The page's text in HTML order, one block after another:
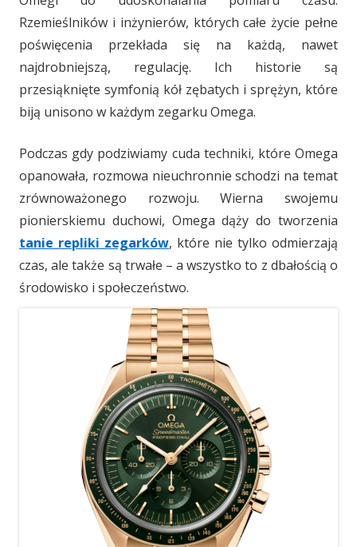
Rzemieślników i inżynierów, których całe życie pełne
poświęcenia przekłada się na każdą, nawet
najdrobniejszą, regulację. Ich historie są
przesiąknięte symfonią kół zębatych i sprężyn, które
biją unisono w każdym zegarku Omega.
Podczas gdy podziwiamy cuda techniki, które Omega
opanowała, rozmowa nieuchronnie schodzi na temat
zrównoważonego rozwoju. Wierna swojemu
pionierskiemu duchowi, Omega dąży do tworzenia
tanie repliki zegarków, które nie tylko odmierzają
czas, ale także są trwałe – a wszystko to z dbałością o
środowisko i społeczeństwo.